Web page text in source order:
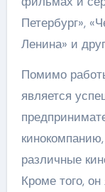
Петербург»,
Ленина» и
Помимо
является
различные
Кроме того,